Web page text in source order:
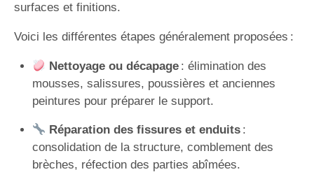
surfaces et finitions.
Voici les différentes étapes généralement proposées :
Nettoyage ou décapage: élimination des
mousses, salissures, poussières et anciennes
peintures pour préparer le support.
Réparation des fissures et enduits:
consolidation de la structure, comblement des
brèches, réfection des parties abîmées.